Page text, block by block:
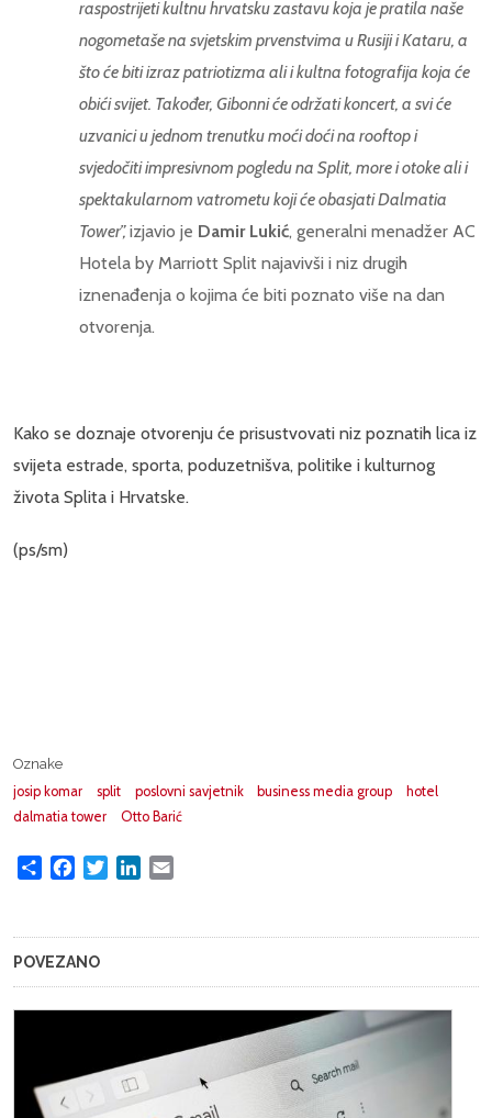
raspostrijeti kultnu hrvatsku zastavu koja je pratila naše
nogometaše na svjetskim prvenstvima u Rusiji i Kataru, a
što će biti izraz patriotizma ali i kultna fotografija koja će
obići svijet. Također, Gibonni će održati koncert, a svi će
uzvanici u jednom trenutku moći doći na rooftop i
svjedočiti impresivnom pogledu na Split, more i otoke ali i
spektakularnom vatrometu koji će obasjati Dalmatia
Tower”,izjavio je Damir Lukić, generalni menadžer AC
Hotela by Marriott Split najavivši i niz drugih
iznenađenja o kojima će biti poznato više na dan
otvorenja.
Kako se doznaje otvorenju će prisustvovati niz poznatih lica iz
svijeta estrade, sporta, poduzetnišva, politike i kulturnog
života Splita i Hrvatske.
(ps/sm)
Oznake
josip komar
split poslovni savjetnik business media group
hotel
dalmatia tower
Otto Barić
Share FacebookTwitterLinkedIn
POVEZANO